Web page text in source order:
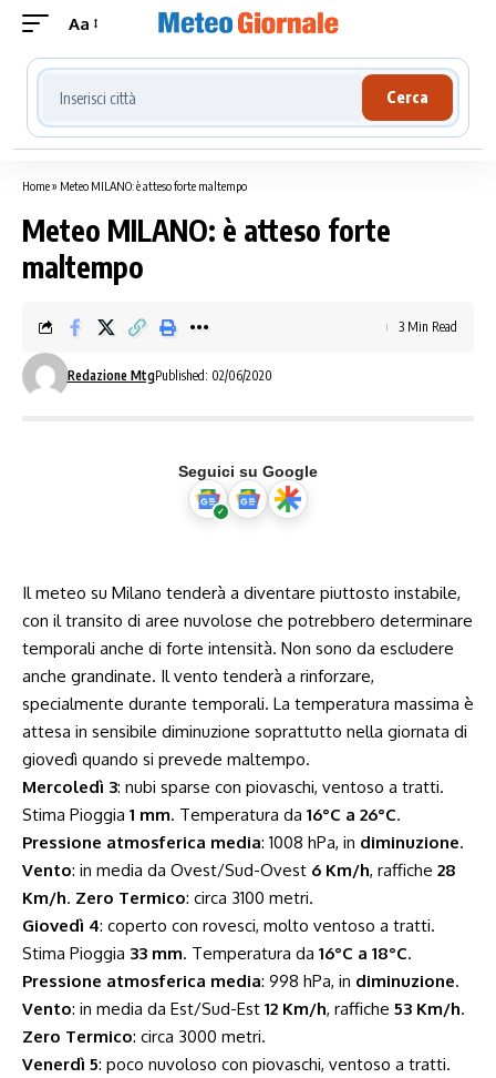
Aa
Cerca località meteo
Cerca
Home» Meteo MILANO: è atteso forte maltempo
Meteo MILANO: è atteso forte
maltempo
Redazione MtgPublished: 02/06/2020
3 Min Read
Seguici su Google
Il meteo su Milano tenderà a diventare piuttosto instabile,
con il transito di aree nuvolose che potrebbero determinare
temporali anche di forte intensità. Non sono da escludere
anche grandinate. Il vento tenderà a rinforzare,
specialmente durante temporali. La temperatura massima è
attesa in sensibile diminuzione soprattutto nella giornata di
giovedì quando si prevede maltempo.
Mercoledì 3: nubi sparse con piovaschi, ventoso a tratti.
Stima Pioggia 1 mm. Temperatura da 16°C a 26°C.
Pressione atmosferica media: 1008 hPa, in diminuzione.
Vento: in media da Ovest/Sud-Ovest 6 Km/h, raffiche 28
Km/h. Zero Termico: circa 3100 metri.
Giovedì 4: coperto con rovesci, molto ventoso a tratti.
Stima Pioggia 33 mm. Temperatura da 16°C a 18°C.
Pressione atmosferica media: 998 hPa, in diminuzione.
Vento: in media da Est/Sud-Est 12 Km/h, raffiche 53 Km/h.
Zero Termico: circa 3000 metri.
Venerdì 5: poco nuvoloso con piovaschi, ventoso a tratti.